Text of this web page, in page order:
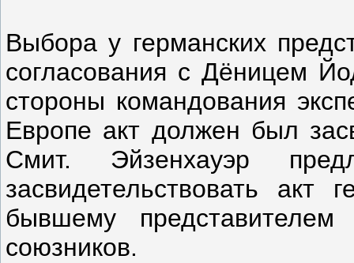
Выбора у германских
согласования с Дёницем
стороны командования
Европе акт должен был
Смит. Эйзенхауэр
засвидетельствовать акт
бывшему
союзников.